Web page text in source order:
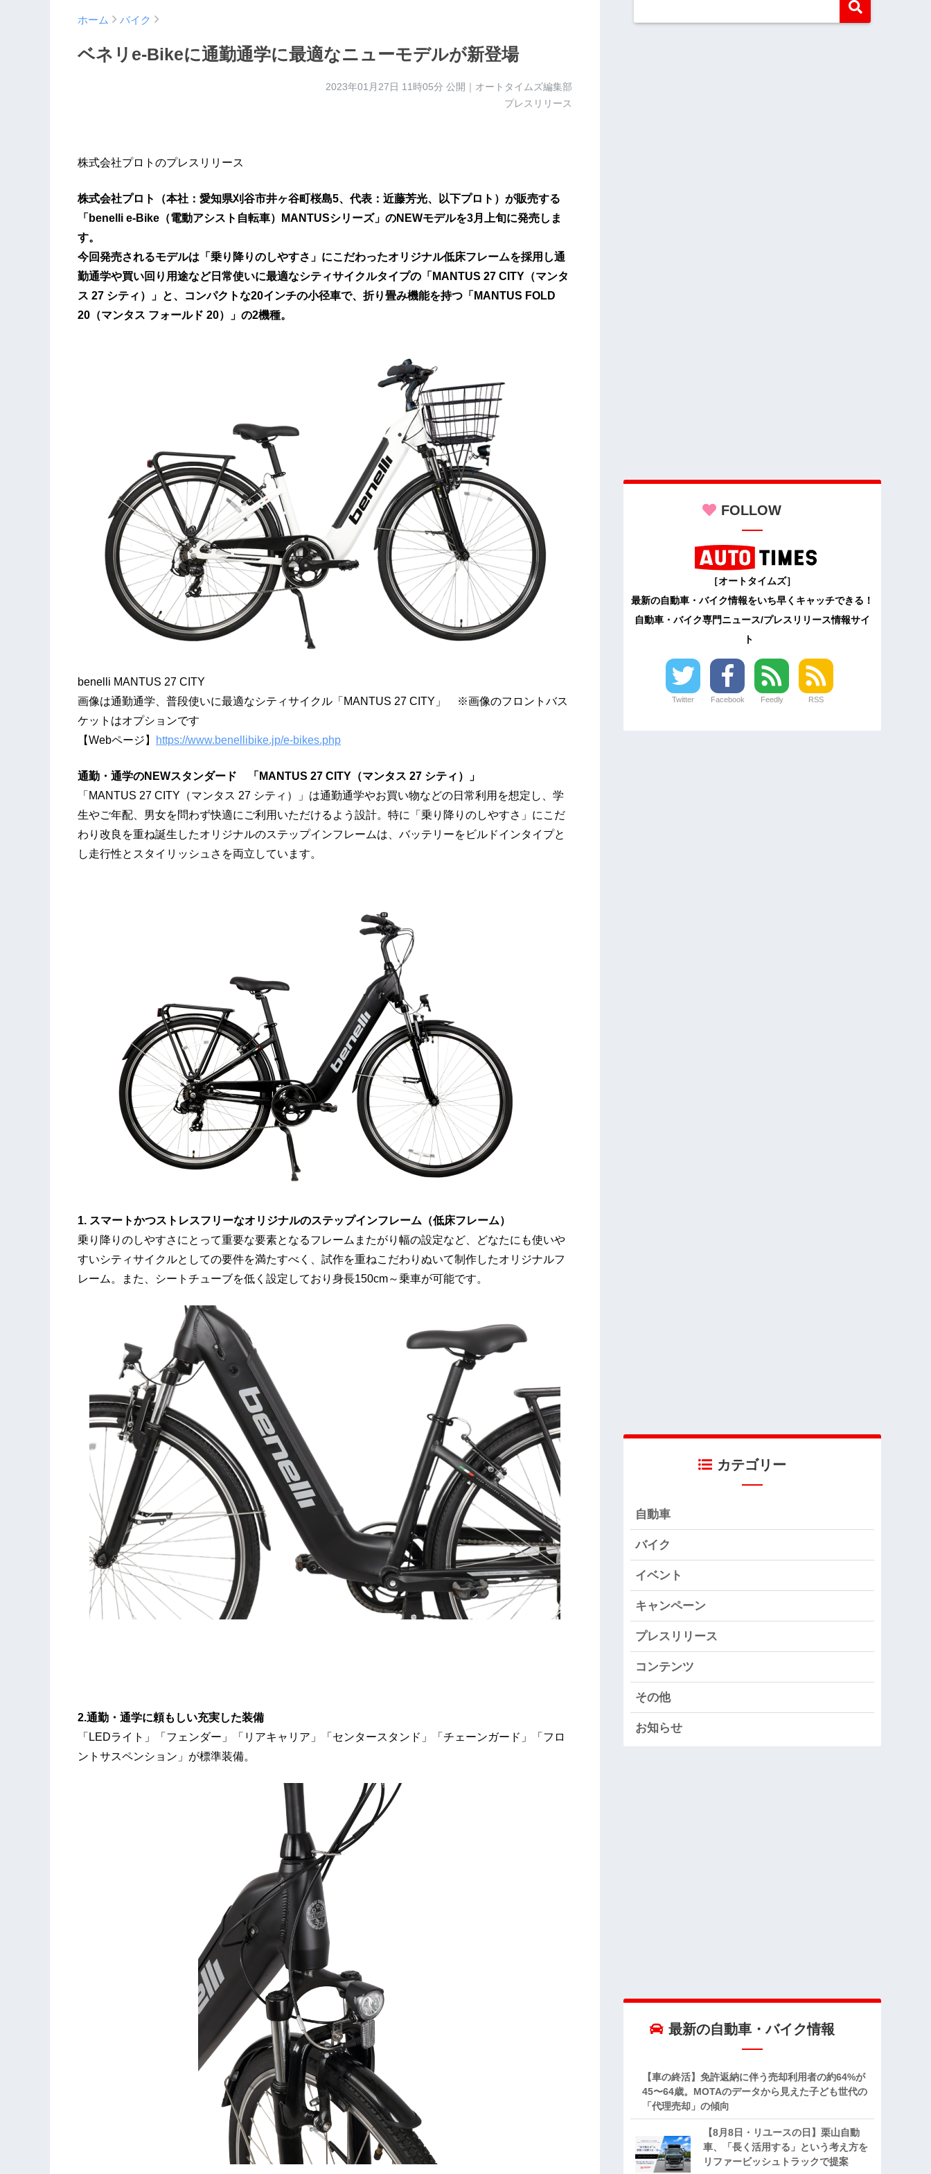
ホーム バイク
ベネリe-Bikeに通勤通学に最適なニューモデルが新登場
2023年01月27日 11時05分 公開｜オートタイムズ編集部
プレスリリース
株式会社プロトのプレスリリース
株式会社プロト（本社：愛知県刈谷市井ヶ谷町桜島5、代表：近藤芳光、以下プロト）が販売する
「benelli e-Bike（電動アシスト自転車）MANTUSシリーズ」のNEWモデルを3月上旬に発売しま
す。
今回発売されるモデルは「乗り降りのしやすさ」にこだわったオリジナル低床フレームを採用し通
勤通学や買い回り用途など日常使いに最適なシティサイクルタイプの「MANTUS 27 CITY（マンタ
ス 27 シティ）」と、コンパクトな20インチの小径車で、折り畳み機能を持つ「MANTUS FOLD
20（マンタス フォールド 20）」の2機種。
benelli MANTUS 27 CITY
画像は通勤通学、普段使いに最適なシティサイクル「MANTUS 27 CITY」 ※画像のフロントバス
ケットはオプションです
【Webページ】
https://www.benellibike.jp/e-bikes.php
通勤・通学のNEWスタンダード 「MANTUS 27 CITY（マンタス 27 シティ）」
「MANTUS 27 CITY（マンタス 27 シティ）」は通勤通学やお買い物などの日常利用を想定し、学
生やご年配、男女を問わず快適にご利用いただけるよう設計。特に「乗り降りのしやすさ」にこだ
わり改良を重ね誕生したオリジナルのステップインフレームは、バッテリーをビルドインタイプと
し走行性とスタイリッシュさを両立しています。
1. スマートかつストレスフリーなオリジナルのステップインフレーム（低床フレーム）
乗り降りのしやすさにとって重要な要素となるフレームまたがり幅の設定など、どなたにも使いや
すいシティサイクルとしての要件を満たすべく、試作を重ねこだわりぬいて制作したオリジナルフ
レーム。また、シートチューブを低く設定しており身長150cm～乗車が可能です。
2.通勤・通学に頼もしい充実した装備
「LEDライト」「フェンダー」「リアキャリア」「センタースタンド」「チェーンガード」「フロ
ントサスペンション」が標準装備。
FOLLOW
［オートタイムズ］
最新の自動車・バイク情報をいち早くキャッチできる！
自動車・バイク専門ニュース/プレスリリース情報サイ
ト
Twitter Facebook Feedly RSS
カテゴリー
自動車
バイク
イベント
キャンペーン
プレスリリース
コンテンツ
その他
お知らせ
最新の自動車・バイク情報
【車の終活】免許返納に伴う売却利用者の約64%が
45〜64歳。MOTAのデータから見えた子ども世代の
「代理売却」の傾向
【8月8日・リユースの日】栗山自動
車、「長く活用する」という考え方を
リファービッシュトラックで提案